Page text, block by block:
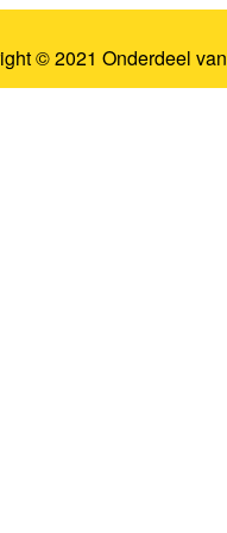
© 2021 Onderdeel van